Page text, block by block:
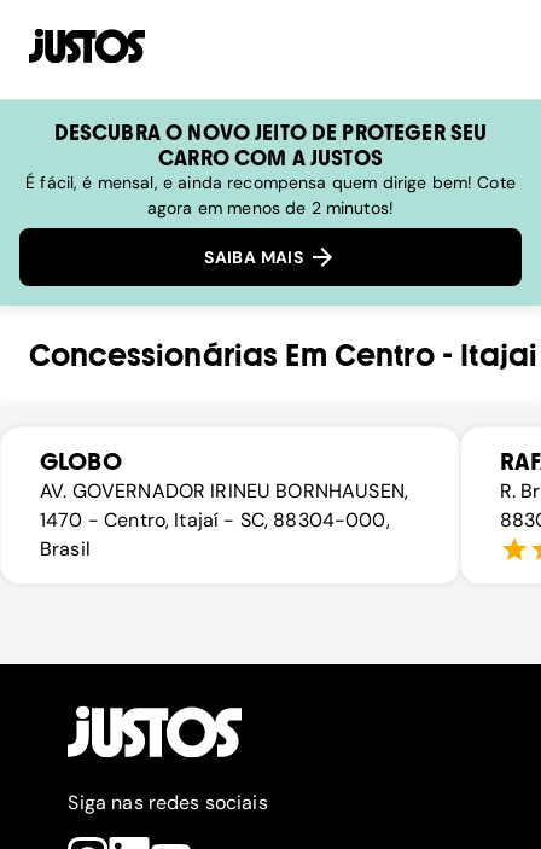
DESCUBRA O NOVO JEITO DE PROTEGER SEU
CARRO COM A JUSTOS
É fácil, é mensal, e ainda recompensa quem dirige bem! Cote
agora em menos de 2 minutos!
SAIBA MAIS
Concessionárias Em Centro- Itajai
GLOBO
AV. GOVERNADOR IRINEU BORNHAUSEN,
1470 - Centro, Itajaí - SC, 88304-000,
Brasil
R.
Siga nas redes sociais